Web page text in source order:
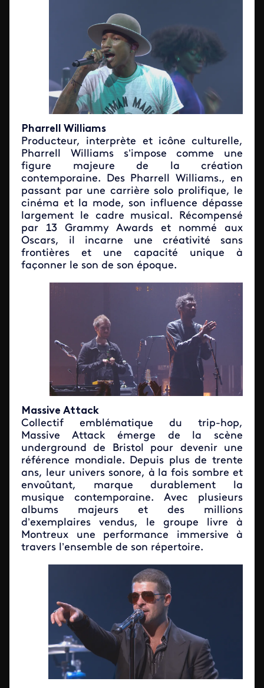
Pharrell Williams
Producteur, interprète et icône culturelle,
Pharrell Williams s’impose comme une
figure majeure de la création
contemporaine. Des Pharrell Williams., en
passant par une carrière solo prolifique, le
cinéma et la mode, son influence dépasse
largement le cadre musical. Récompensé
par 13 Grammy Awards et nommé aux
Oscars, il incarne une créativité sans
frontières et une capacité unique à
façonner le son de son époque.
Massive Attack
Collectif emblématique du trip-hop,
Massive Attack émerge de la scène
underground de Bristol pour devenir une
référence mondiale. Depuis plus de trente
ans, leur univers sonore, à la fois sombre et
envoûtant, marque durablement la
musique contemporaine. Avec plusieurs
albums majeurs et des millions
d’exemplaires vendus, le groupe livre à
Montreux une performance immersive à
travers l’ensemble de son répertoire.